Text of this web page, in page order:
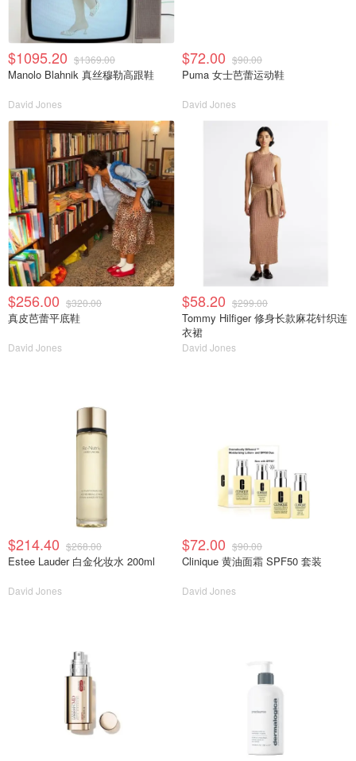
$1095.20 $1369.00
Manolo Blahnik 真丝穆勒高跟鞋
David Jones
$72.00 $90.00
Puma 女士芭蕾运动鞋
David Jones
$256.00 $320.00
真皮芭蕾平底鞋
David Jones
$58.20 $299.00
Tommy Hilfiger 修身长款麻花针织连
衣裙
David Jones
$214.40 $268.00
Estee Lauder 白金化妆水 200ml
David Jones
$72.00 $90.00
Clinique 黄油面霜 SPF50 套装
David Jones